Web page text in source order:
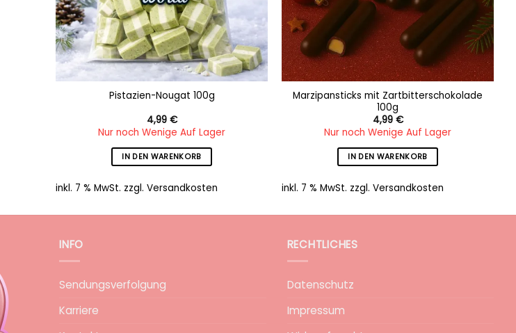
Pistazien-Nougat 100g
4,99 €
Nur noch Wenige Auf Lager
IN DEN WARENKORB
inkl. 7 % MwSt. zzgl. Versandkosten
Marzipansticks mit Zartbitterschokolade
100g
4,99 €
Nur noch Wenige Auf Lager
IN DEN WARENKORB
inkl. 7 % MwSt. zzgl. Versandkosten
INFO
Sendungsverfolgung
Karriere
RECHTLICHES
Datenschutz
Impressum